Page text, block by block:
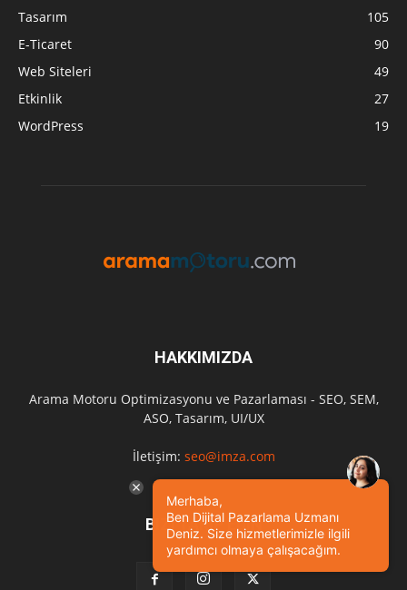
Tasarım
105
E-Ticaret
90
Web Siteleri
49
Etkinlik
27
WordPress
19
HAKKIMIZDA
Arama Motoru Optimizasyonu ve Pazarlaması - SEO, SEM,
ASO, Tasarım, UI/UX
İletişim: seo@imza.com
BIZI TAKIP EDIN
Merhaba,
Ben Dijital Pazarlama Uzmanı
Deniz. Size hizmetlerimizle ilgili
yardımcı olmaya çalışacağım.